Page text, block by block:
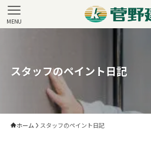
MENU
スタッフのペイント日記
ホーム スタッフのペイント日記